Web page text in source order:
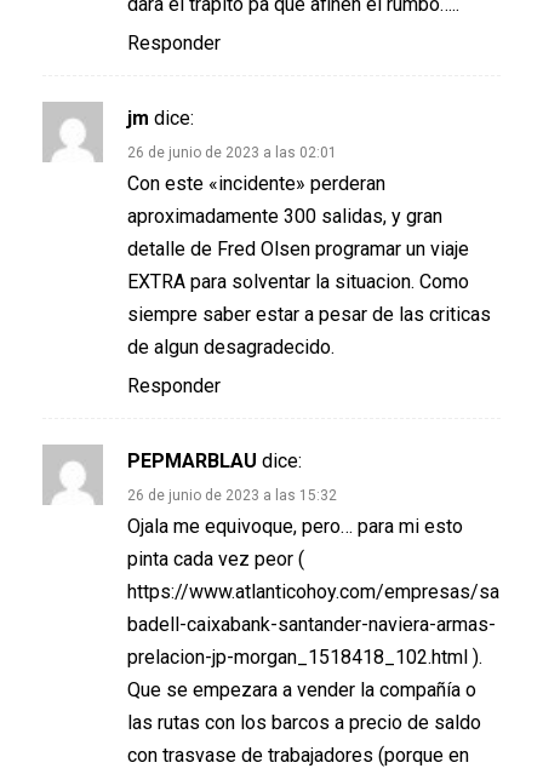
Responder
jm dice:
26 de junio de 2023 a las 02:01
Con este «incidente» perderan
aproximadamente 300 salidas, y gran
detalle de Fred Olsen programar un viaje
EXTRA para solventar la situacion. Como
siempre saber estar a pesar de las criticas
de algun desagradecido.
Responder
PEPMARBLAU dice:
26 de junio de 2023 a las 15:32
Ojala me equivoque, pero… para mi esto
pinta cada vez peor (
https://www.atlanticohoy.com/empresas/sa
badell-caixabank-santander-naviera-armas-
prelacion-jp-morgan_1518418_102.html ).
Que se empezara a vender la compañía o
las rutas con los barcos a precio de saldo
con trasvase de trabajadores (porque en